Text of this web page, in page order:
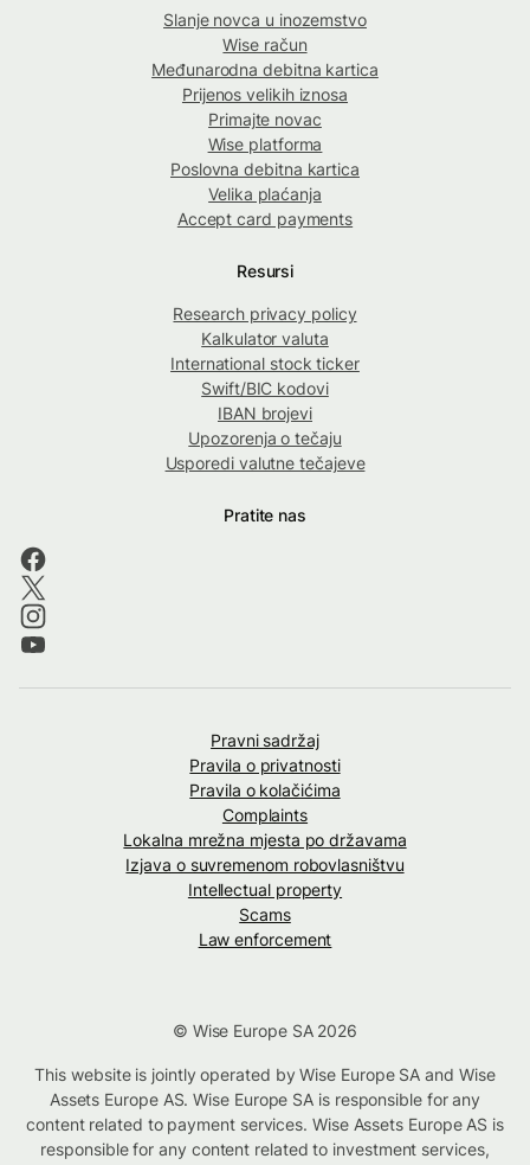
Slanje novca u inozemstvo
Wise račun
Međunarodna debitna kartica
Prijenos velikih iznosa
Primajte novac
Wise platforma
Poslovna debitna kartica
Velika plaćanja
Accept card payments
Resursi
Research privacy policy
Kalkulator valuta
International stock ticker
Swift/BIC kodovi
IBAN brojevi
Upozorenja o tečaju
Usporedi valutne tečajeve
Pratite nas
Pravni sadržaj
Pravila o privatnosti
Pravila o kolačićima
Complaints
Lokalna mrežna mjesta po državama
Izjava o suvremenom robovlasništvu
Intellectual property
Scams
Law enforcement
© Wise Europe SA 2026
This website is jointly operated by Wise Europe SA and Wise
Assets Europe AS. Wise Europe SA is responsible for any
content related to payment services. Wise Assets Europe AS is
responsible for any content related to investment services,